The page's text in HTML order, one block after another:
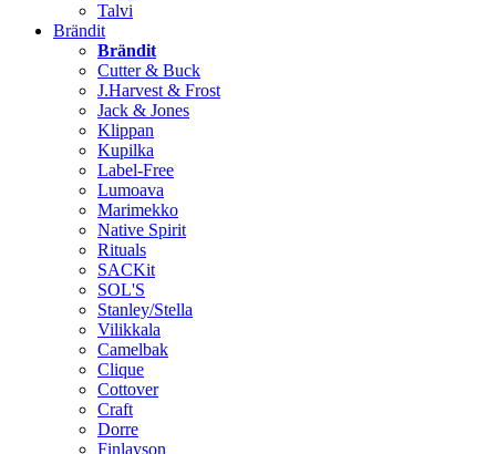
Talvi
Brändit
Brändit
Cutter & Buck
J.Harvest & Frost
Jack & Jones
Klippan
Kupilka
Label-Free
Lumoava
Marimekko
Native Spirit
Rituals
SACKit
SOL'S
Stanley/Stella
Vilikkala
Camelbak
Clique
Cottover
Craft
Dorre
Finlayson